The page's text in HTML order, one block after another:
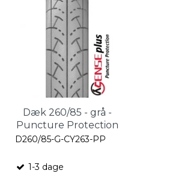
Dæk 260/85 - grå -
Puncture Protection
D260/85-G-CY263-PP
1-3 dage